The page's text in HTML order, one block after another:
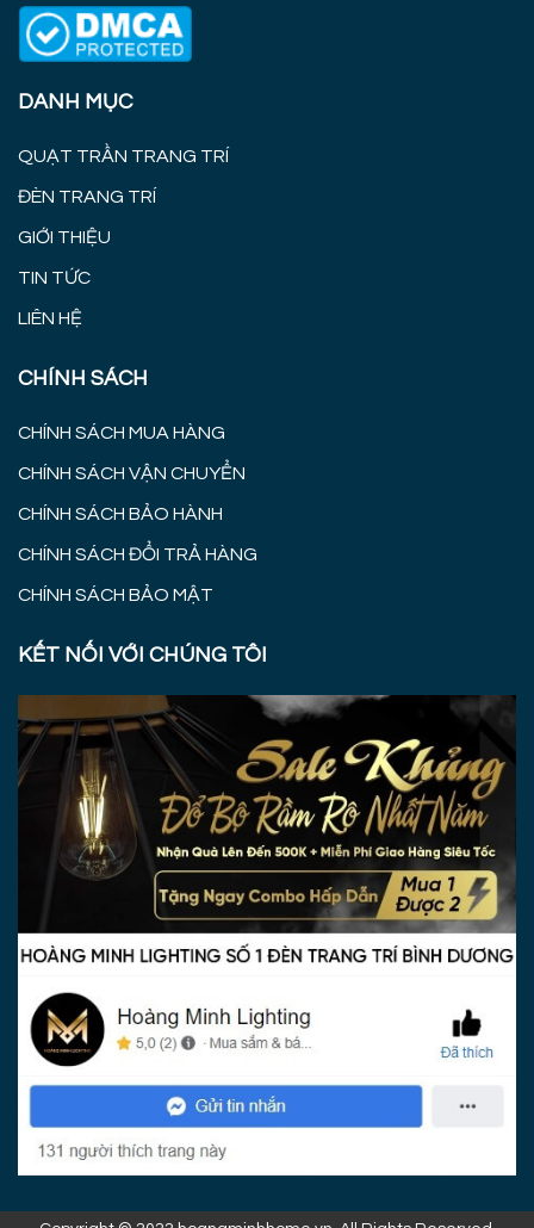
DANH MỤC
QUẠT TRẦN TRANG TRÍ
ĐÈN TRANG TRÍ
GIỚI THIỆU
TIN TỨC
LIÊN HỆ
CHÍNH SÁCH
CHÍNH SÁCH MUA HÀNG
CHÍNH SÁCH VẬN CHUYỂN
CHÍNH SÁCH BẢO HÀNH
CHÍNH SÁCH ĐỔI TRẢ HÀNG
CHÍNH SÁCH BẢO MẬT
KẾT NỐI VỚI CHÚNG TÔI